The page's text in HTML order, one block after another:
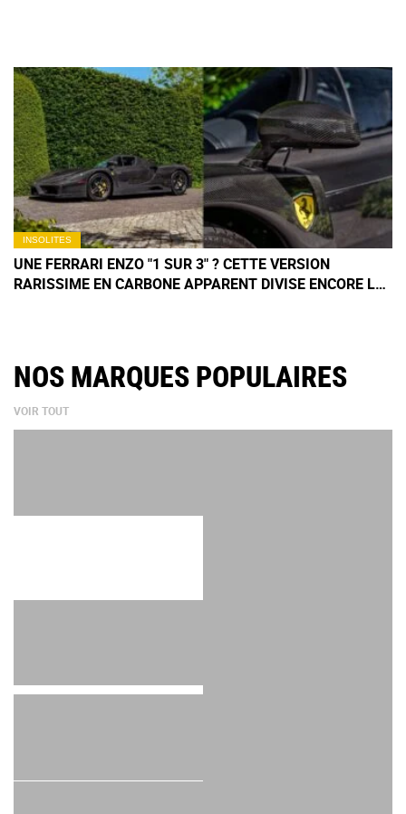
INSOLITES
UNE FERRARI ENZO "1 SUR 3" ? CETTE VERSION
RARISSIME EN CARBONE APPARENT DIVISE ENCORE LES
NOS MARQUES POPULAIRES
VOIR TOUT